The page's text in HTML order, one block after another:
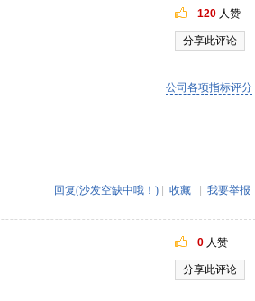
120 人赞
分享此评论
公司各项指标评分
回复(沙发空缺中哦！) 收藏 我要举报
0 人赞
分享此评论